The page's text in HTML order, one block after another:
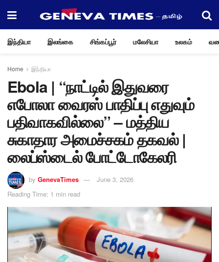
இந்தியா இலங்கை சிங்கப்பூர் மலேசியா உலகம்
Home இந்தியா
Ebola | “நாட்டில் இதுவரை
எபோலா வைரஸ் பாதிப்பு எதுவும்
பதிவாகவில்லை” – மத்திய
சுகாதார அமைச்சகம் தகவல் |
லைப்ஸ்டைல் போட்டோகேலரி
by GenevaTimes
June 3, 2026
Reading Time: 1 min read